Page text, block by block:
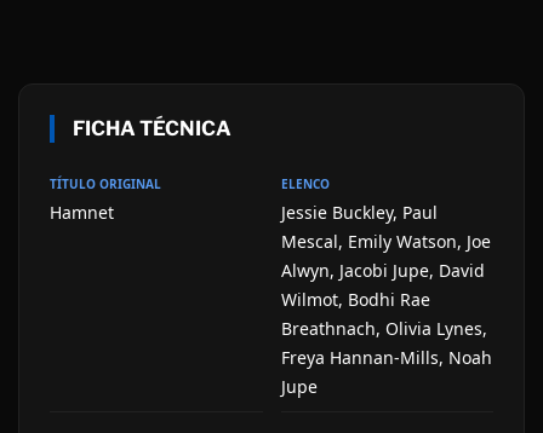
FICHA TÉCNICA
TÍTULO ORIGINAL
Hamnet
ELENCO
Jessie Buckley, Paul
Mescal, Emily Watson, Joe
Alwyn, Jacobi Jupe, David
Wilmot, Bodhi Rae
Breathnach, Olivia Lynes,
Freya Hannan-Mills, Noah
Jupe